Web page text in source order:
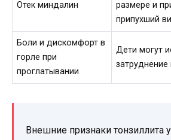
Отек миндалин
размере и
припухший
Боли и дискомфорт в
горле при
проглатывании
Дети могут
Внешние признаки тонзиллита